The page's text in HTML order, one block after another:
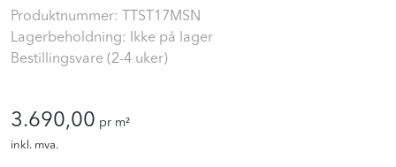
Produktnummer:
TTST17MSN
Lagerbeholdning: Ikke på lager
Bestillingsvare (2-4 uker)
3.690,00 pr m²
inkl. mva.